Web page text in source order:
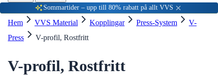
Sommartider – upp till 80% rabatt på allt VVS
Hem VVS Material Kopplingar Press-System
V-
Press
V-profil, Rostfritt
V-profil, Rostfritt